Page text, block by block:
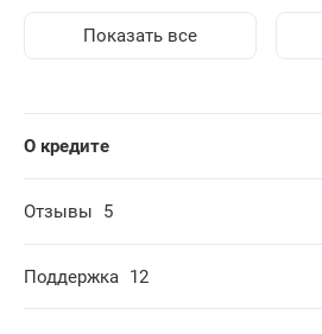
Показать все
О кредите
Отзывы 5
Поддержка 12